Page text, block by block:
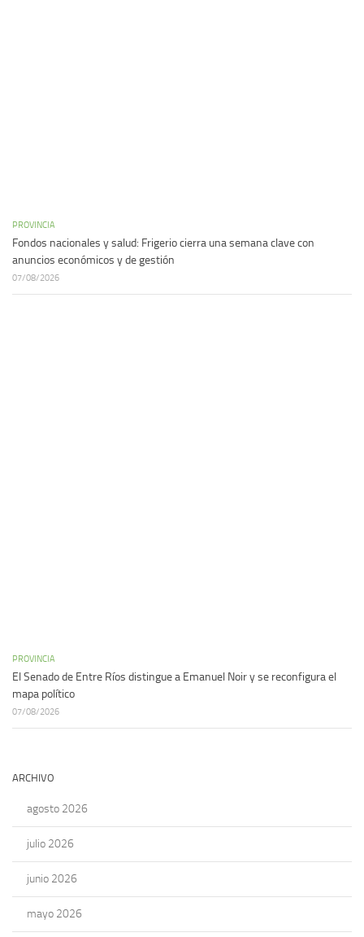
PROVINCIA
Fondos nacionales y salud: Frigerio cierra una semana clave con
anuncios económicos y de gestión
07/08/2026
PROVINCIA
El Senado de Entre Ríos distingue a Emanuel Noir y se reconfigura el
mapa político
07/08/2026
ARCHIVO
agosto 2026
julio 2026
junio 2026
mayo 2026